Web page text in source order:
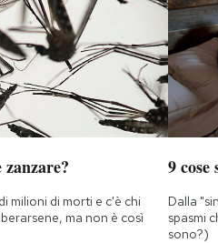
milioni di morti e c'è chi
ma non è così
9
Dalla
spasmi
sono?)